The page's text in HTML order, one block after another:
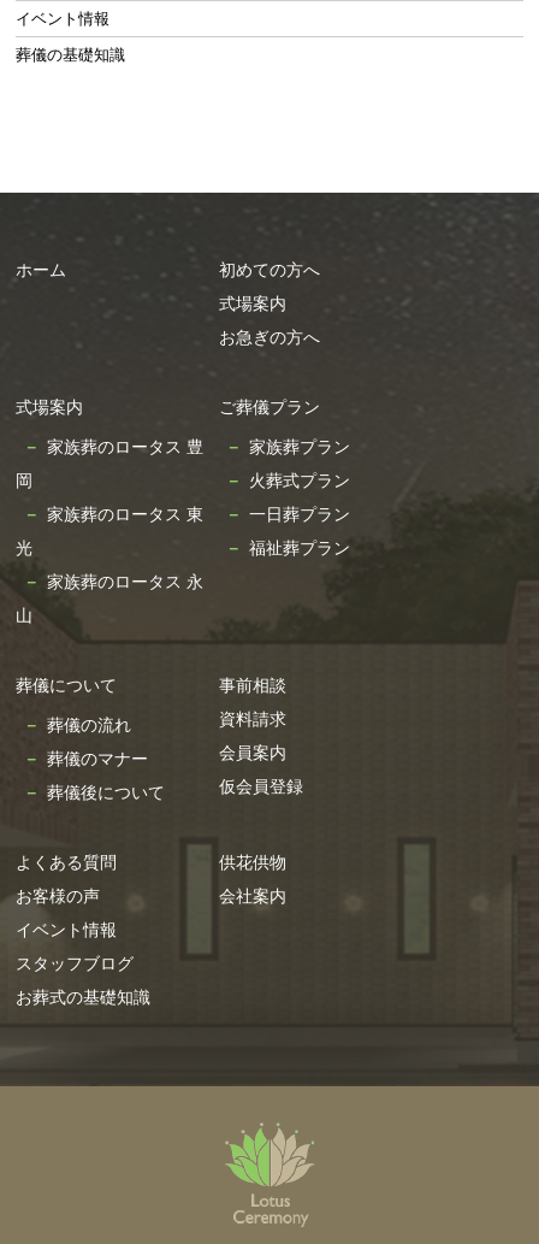
2025年2月
2025年1月
2024年9月
2024年7月
2024年3月
2024年2月
2024年1月
2023年12月
2023年11月
2023年10月
2023年2月
2023年1月
2022年12月
2022年11月
イベント情報
葬儀の基礎知識
ホーム
初めての方へ
式場案内
お急ぎの方へ
式場案内
家族葬のロータス 豊
岡
家族葬のロータス 東
光
家族葬のロータス 永
山
ご葬儀プラン
家族葬プラン
火葬式プラン
一日葬プラン
福祉葬プラン
葬儀について
葬儀の流れ
葬儀のマナー
葬儀後について
事前相談
資料請求
会員案内
仮会員登録
よくある質問
お客様の声
イベント情報
スタッフブログ
お葬式の基礎知識
供花供物
会社案内